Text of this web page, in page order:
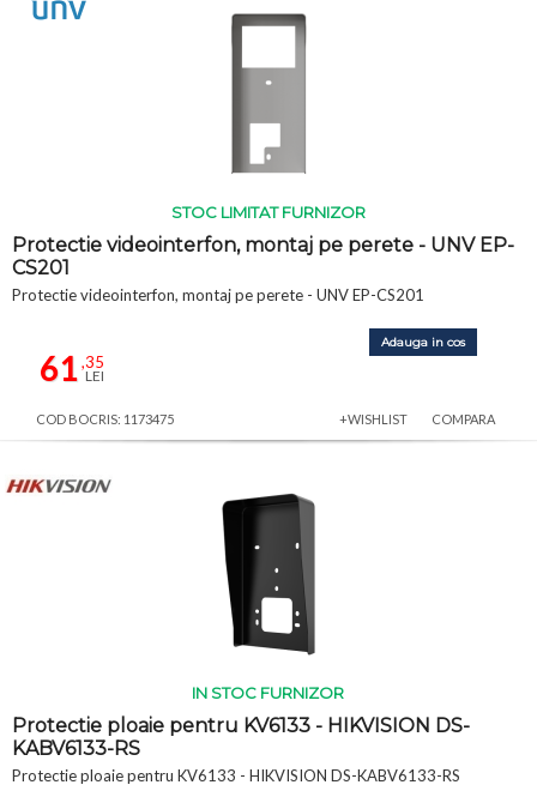
STOC LIMITAT FURNIZOR
Protectie videointerfon, montaj pe perete - UNV EP-
CS201
Protectie videointerfon, montaj pe perete - UNV EP-CS201
61,35
LEI
Adauga in cos
COD BOCRIS: 1173475 +WISHLIST COMPARA
IN STOC FURNIZOR
Protectie ploaie pentru KV6133 - HIKVISION DS-
KABV6133-RS
Protectie ploaie pentru KV6133 - HIKVISION DS-KABV6133-RS